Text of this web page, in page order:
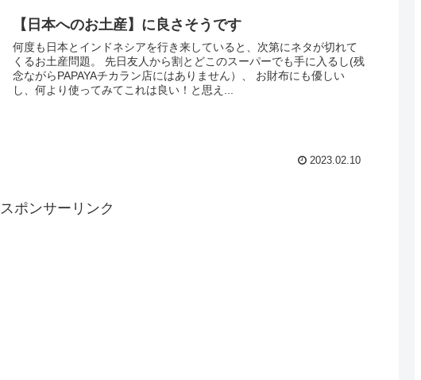
【日本へのお土産】に良さそうです
何度も日本とインドネシアを行き来していると、次第にネタが切れて
くるお土産問題。 先日友人から割とどこのスーパーでも手に入るし(残
念ながらPAPAYAチカラン店にはありません）、 お財布にも優しい
し、何より使ってみてこれは良い！と思え...
2023.02.10
スポンサーリンク